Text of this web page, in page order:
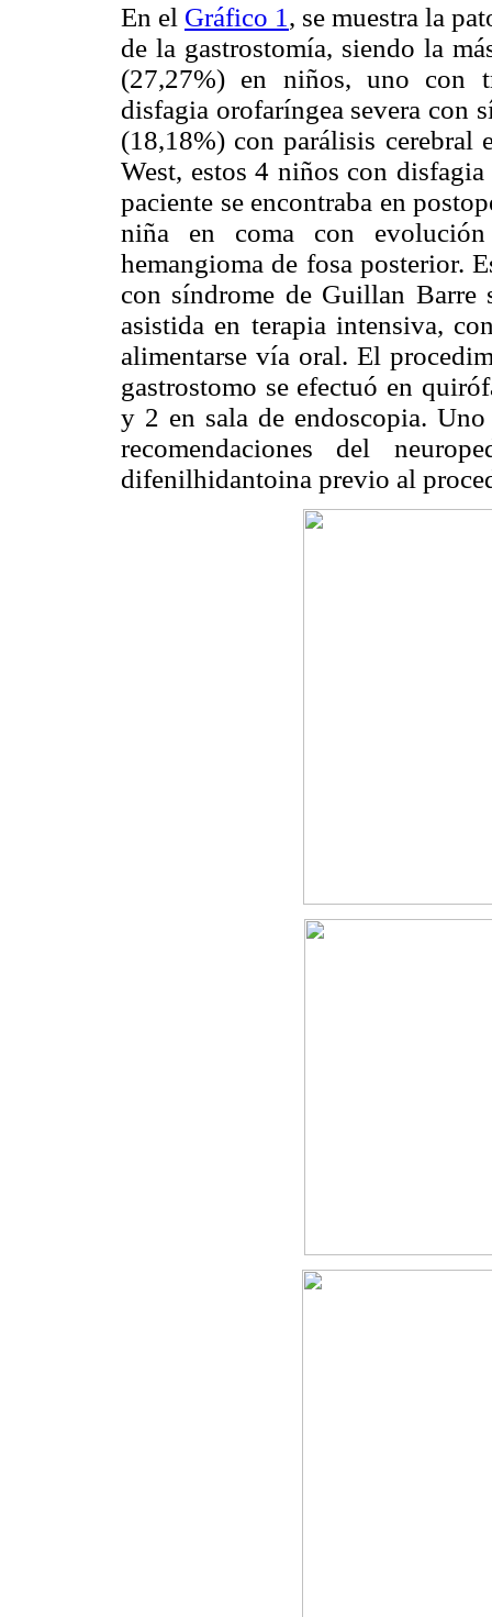
En el Gráfico 1 , se muestra la
de la gastrostomía, siendo la
(27,27%) en niños, uno con
disfagia orofaríngea severa con
(18,18%) con parálisis cerebral
West, estos 4 niños con
paciente se encontraba en
niña en coma con
hemangioma de fosa posterior.
con síndrome de Guillan Barre
asistida en terapia intensiva,
alimentarse vía oral. El
gastrostomo se efectuó en
y 2 en sala de endoscopia.
recomendaciones del
difenilhidantoina previo al